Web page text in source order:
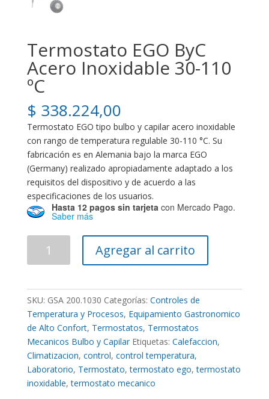
Termostato EGO ByC
Acero Inoxidable 30-110
ºC
$ 338.224,00
Termostato EGO tipo bulbo y capilar acero inoxidable
con rango de temperatura regulable 30-110 °C. Su
fabricación es en Alemania bajo la marca EGO
(Germany) realizado apropiadamente adaptado a los
requisitos del dispositivo y de acuerdo a las
especificaciones de los usuarios.
Hasta 12 pagos sin tarjetacon Mercado Pago.
Saber más
Inoxidable
30-
110
ºC
cantidad
Agregar al carrito
SKU: GSA 200.1030 Categorías: Controles de
Temperatura y Procesos, Equipamiento Gastronomico
de Alto Confort, Termostatos, Termostatos
Mecanicos Bulbo y Capilar Etiquetas: Calefaccion,
Climatizacion, control, control temperatura,
Laboratorio, Termostato,termostato ego,termostato
inoxidable,termostato mecanico